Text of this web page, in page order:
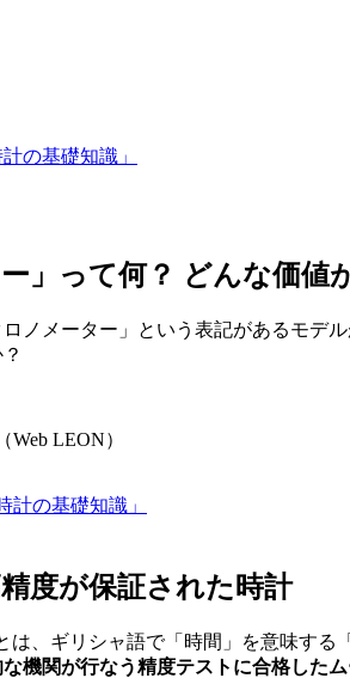
の基礎知識」
」って何？ どんな価値
ノメーター」という表記があるモデ
LEON）
計の基礎知識」
度が保証された時計
は、ギリシャ語で「時間」を意味する
機関が行なう精度テストに合格した